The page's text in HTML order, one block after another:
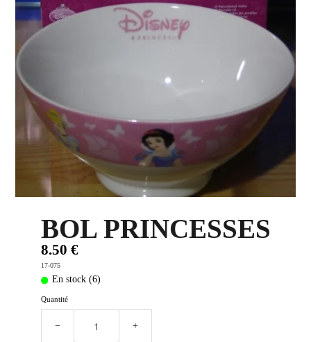
WARNER OBJETS ET VETEMENTS▼
PLUS D'OBJETS ET VETEMENTS BD
IDEES CADEAUX ET PLUS
BYZANCE ▼
BOL PRINCESSES
8.50 €
17-075
En stock (6)
Quantité
− +